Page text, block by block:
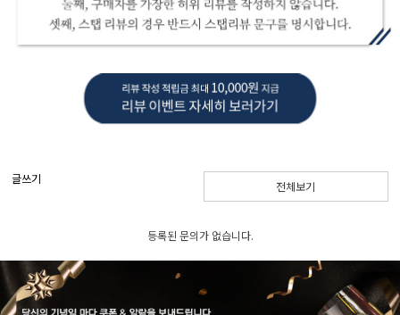
글쓰기
전체보기
등록된 문의가 없습니다.